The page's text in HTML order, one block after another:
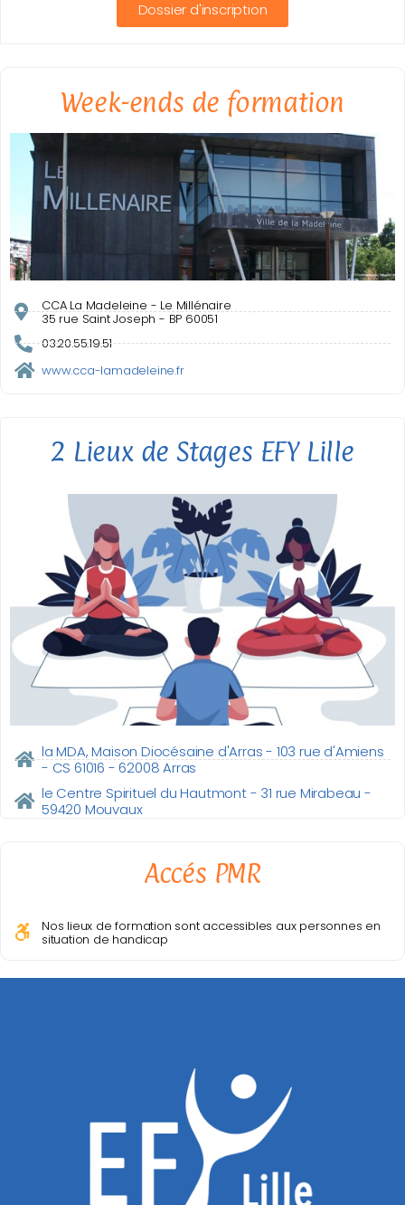
Dossier d'inscription
Week-ends de formation
CCA La Madeleine - Le Millénaire
35 rue Saint Joseph - BP 60051
03.20.55.19.51
www.cca-lamadeleine.fr
2 Lieux de Stages EFY Lille
la MDA, Maison Diocésaine d'Arras - 103 rue d'Amiens
- CS 61016 - 62008 Arras
le Centre Spirituel du Hautmont - 31 rue Mirabeau -
59420 Mouvaux
Accés PMR
Nos lieux de formation sont accessibles aux personnes en
situation de handicap